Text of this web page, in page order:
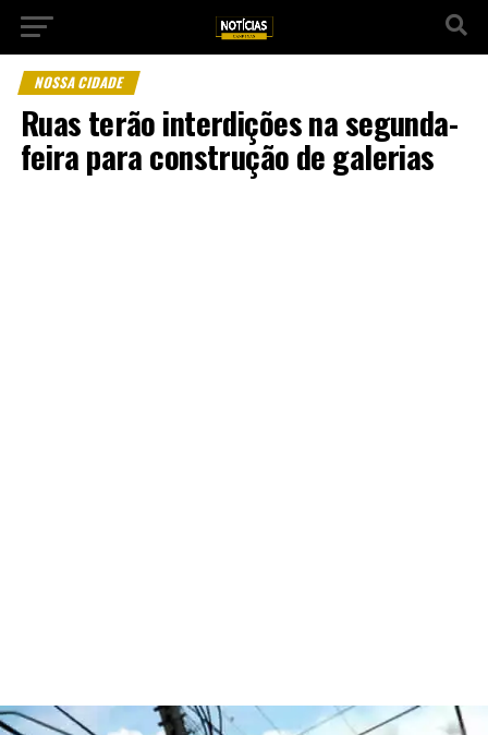
NOSSA CIDADE
Ruas terão interdições na segunda-
feira para construção de galerias